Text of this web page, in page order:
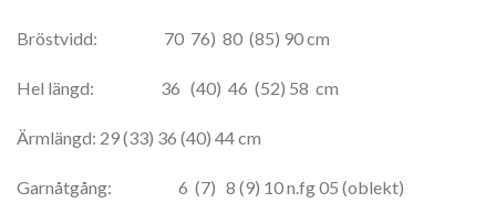
Bröstvidd: 70 76) 80 (85) 90 cm
Hel längd: 36 (40) 46 (52) 58 cm
Ärmlängd: 29 (33) 36 (40) 44 cm
Garnåtgång: 6 (7) 8 (9) 10 n.fg 05 (oblekt)